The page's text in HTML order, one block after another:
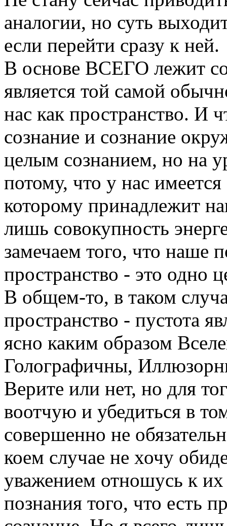
аналогии, но суть
если перейти сразу к ней.
В основе ВСЕГО лежит
является той самой
нас как пространство. И
сознание и сознание
целым сознанием, но на
потому, что у нас
которому принадлежит
лишь совокупность
замечаем того, что наше
пространство - это одно
В общем-то, в таком
пространство - пустота
ясно каким образом
Голографичны,
Верите или нет, но для
воотчую и убедиться в
совершенно не
коем случае не хочу
уважением отношусь к
познания того, что есть